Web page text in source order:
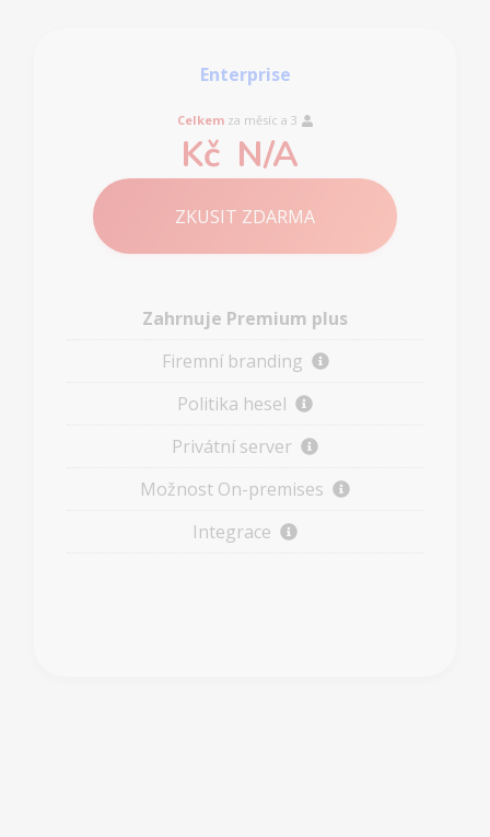
Enterprise
Celkem za měsíc a3
Kč N/A
ZKUSIT ZDARMA
Zahrnuje Premium plus
Firemní branding
Politika hesel
Privátní server
Možnost On-premises
Integrace